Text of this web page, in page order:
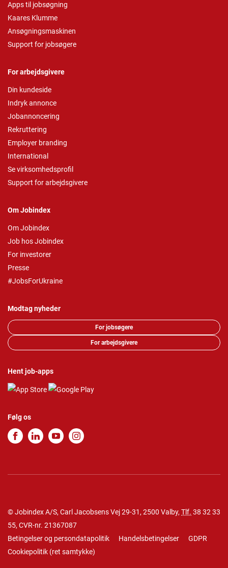
Apps til jobsøgning
Kaares Klumme
Ansøgningsmaskinen
Support for jobsøgere
For arbejdsgivere
Din kundeside
Indryk annonce
Jobannoncering
Rekruttering
Employer branding
International
Se virksomhedsprofil
Support for arbejdsgivere
Om Jobindex
Om Jobindex
Job hos Jobindex
For investorer
Presse
#JobsForUkraine
Modtag nyheder
For jobsøgere
For arbejdsgivere
Hent job-apps
Følg os
© Jobindex A/S, Carl Jacobsens Vej 29-31, 2500 Valby, Tlf. 38 32 33
55, CVR-nr. 21367087
Betingelser og persondatapolitik
Handelsbetingelser
GDPR
Cookiepolitik (ret samtykke)